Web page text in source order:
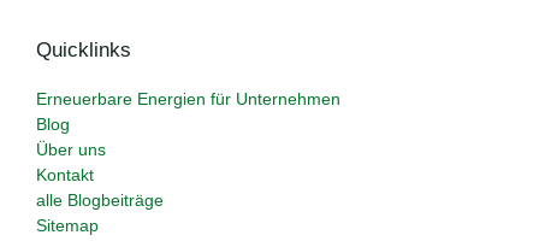
Quicklinks
Erneuerbare Energien für Unternehmen
Blog
Über uns
Kontakt
alle Blogbeiträge
Sitemap